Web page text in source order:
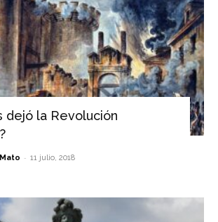
dejó la Revolución
- 11 julio, 2018